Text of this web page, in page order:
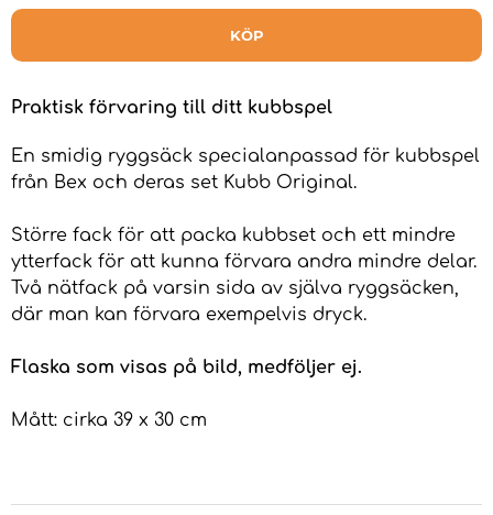
KÖP
Praktisk förvaring till ditt kubbspel
En smidig ryggsäck specialanpassad för kubbspel
från Bex och deras set Kubb Original.
Större fack för att packa kubbset och ett mindre
ytterfack för att kunna förvara andra mindre delar.
Två nätfack på varsin sida av själva ryggsäcken,
där man kan förvara exempelvis dryck.
Flaska som visas på bild, medföljer ej.
Mått: cirka 39 x 30 cm